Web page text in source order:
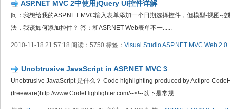
ASP.NET MVC 2中使用jQuery UI控件详解
问：我想给我的ASP.NET MVC输入表单添加一个日期选择控件，但模型-视图-
法，我该如何添加控件？ 答：和ASP.NET Web表单不一......
2010-11-18 21:57:18 阅读：5750 标签： Visual StudioASP.NET MVC Web 2.0
Unobtrusive JavaScript in ASP.NET MVC 3
Unobtrusive JavaScript 是什么？ Code highlighting produced by Actipro
(freeware)http://www.CodeHighlighter.com/--<!--以下是常规......